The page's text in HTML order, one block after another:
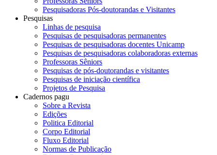
Pesquisadoras Pós-doutorandas e Visitantes
Pesquisas
Linhas de pesquisa
Pesquisas de pesquisadoras permanentes
Pesquisas de pesquisadoras docentes Unicamp
Pesquisas de pesquisadoras colaboradoras externas
Professoras Sêniors
Pesquisas de pós-doutorandas e visitantes
Pesquisas de iniciação científica
Projetos de Pesquisa
Cadernos pagu
Sobre a Revista
Edições
Politica Editorial
Corpo Editorial
Fluxo Editorial
Normas de Publicação